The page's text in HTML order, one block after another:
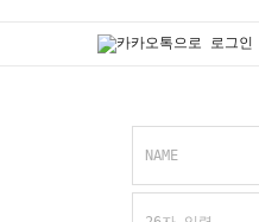
NAME